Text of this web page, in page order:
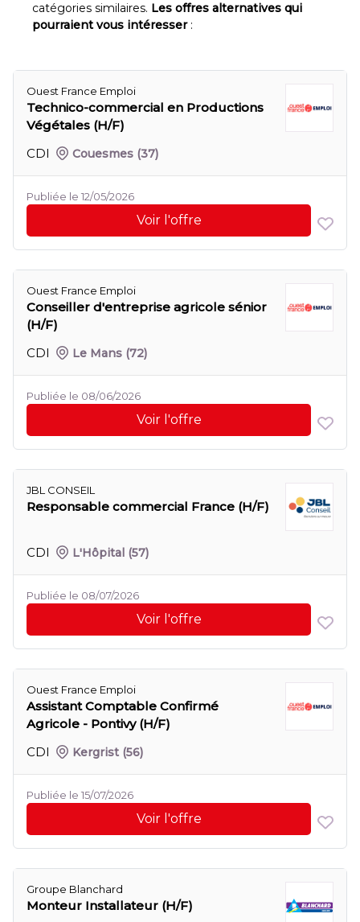
catégories similaires. Les offres alternatives qui
pourraient vous intéresser:
Ouest France Emploi
Technico-commercial en Productions
Végétales (H/F)
CDI
Couesmes (37)
Publiée le 12/05/2026
Voir l'offre
Ouest France Emploi
Conseiller d'entreprise agricole sénior
(H/F)
CDI
Le Mans (72)
Publiée le 08/06/2026
Voir l'offre
JBL CONSEIL
Responsable commercial France (H/F)
CDI L'Hôpital (57)
Publiée le 08/07/2026
Voir l'offre
Ouest France Emploi
Assistant Comptable Confirmé
Agricole - Pontivy (H/F)
CDI
Kergrist (56)
Publiée le 15/07/2026
Voir l'offre
Groupe Blanchard
Monteur Installateur (H/F)